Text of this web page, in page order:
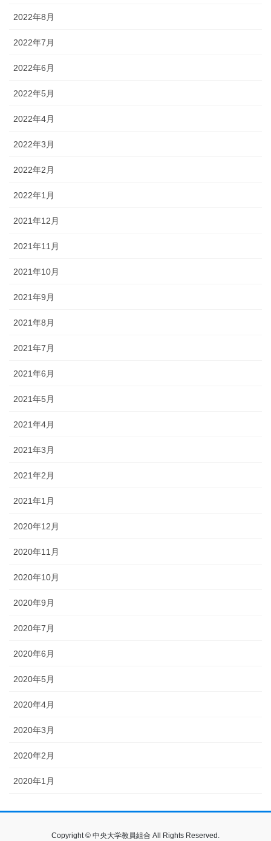
2022年8月
2022年7月
2022年6月
2022年5月
2022年4月
2022年3月
2022年2月
2022年1月
2021年12月
2021年11月
2021年10月
2021年9月
2021年8月
2021年7月
2021年6月
2021年5月
2021年4月
2021年3月
2021年2月
2021年1月
2020年12月
2020年11月
2020年10月
2020年9月
2020年7月
2020年6月
2020年5月
2020年4月
2020年3月
2020年2月
2020年1月
Copyright © 中央大学教員組合 All Rights Reserved.